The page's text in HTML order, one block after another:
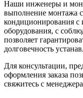
Наши инженеры и
выполнение монтажа
кондиционирования с
оборудования, с
позволяет
долговечность
Для консультации,
оформления заказа
свяжитесь с